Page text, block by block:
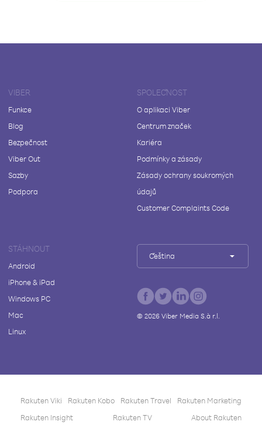
VIBER
Funkce
Blog
Bezpečnost
Viber Out
Sazby
Podpora
SPOLEČNOST
O aplikaci Viber
Centrum značek
Kariéra
Podmínky a zásady
Zásady ochrany soukromých
údajů
Customer Complaints Code
STÁHNOUT
Android
iPhone & iPad
Windows PC
Mac
Linux
Čeština
© 2026Viber Media S.à r.l.
Rakuten Viki Rakuten Kobo Rakuten Travel
Rakuten Marketing
Rakuten Insight
Rakuten TV About Rakuten